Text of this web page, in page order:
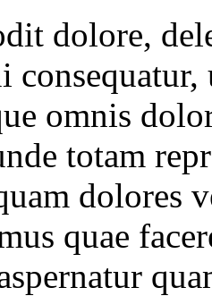
dolore,
omnis
totam
dolores
quae